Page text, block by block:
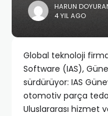
HARUN
4 YIL AGO
Global teknoloji
Software (IAS),
sürdürüyor: IAS
otomotiv parça
Uluslararası hizmet